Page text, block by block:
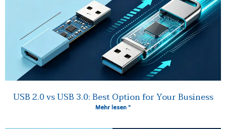
USB 2.0 vs USB 3.0: Best Option for Your Business
Mehr lesen "